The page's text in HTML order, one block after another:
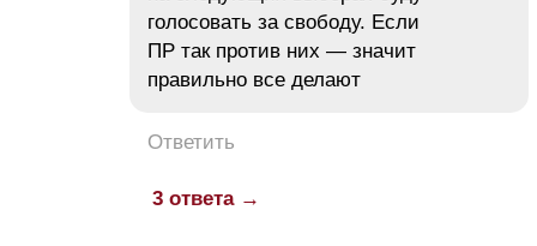
голосовать за свободу. Если
ПР так против них — значит
правильно все делают
Ответить
3 ответа →